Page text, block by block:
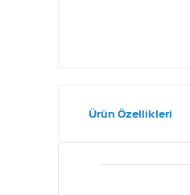
Ürün Özellikleri